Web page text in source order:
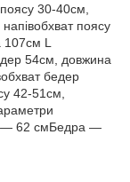
30-40см,
поясу
L
54см, довжина
бедер
42-51см,
— 62 смБедра —